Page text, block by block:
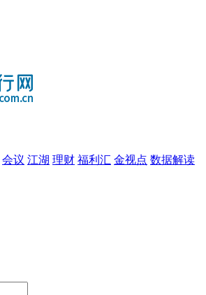
会议 江湖 理财 福利汇 金视点 数据解读